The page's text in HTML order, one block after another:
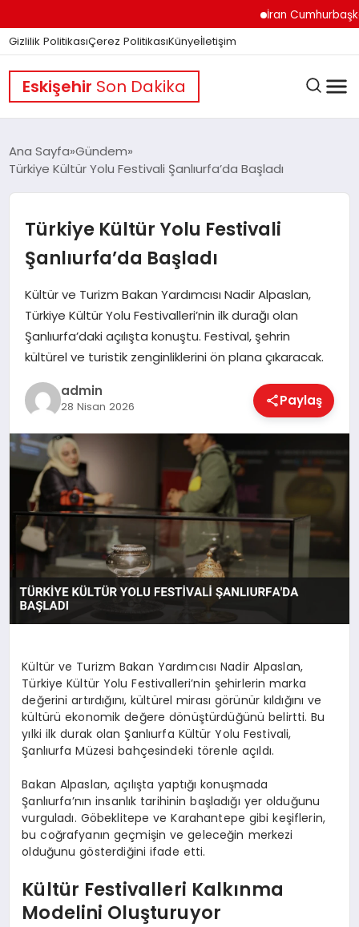
İran Cumhurbaşkanı
Gizlilik PolitikasıÇerez PolitikasıKünyeİletişim
Eskişehir Son Dakika
GÜNDEM
DÜNYA
EĞITIM
SAĞLIK
SPOR
TEKNOLOJI
Ana Sayfa Gündem
Türkiye Kültür Yolu Festivali Şanlıurfa’da Başladı
Türkiye Kültür Yolu Festivali
Şanlıurfa’da Başladı
Kültür ve Turizm Bakan Yardımcısı Nadir Alpaslan,
Türkiye Kültür Yolu Festivalleri’nin ilk durağı olan
Şanlıurfa’daki açılışta konuştu. Festival, şehrin
kültürel ve turistik zenginliklerini ön plana çıkaracak.
admin
28 Nisan 2026 Paylaş
Kültür ve Turizm Bakan Yardımcısı Nadir Alpaslan,
Türkiye Kültür Yolu Festivalleri’nin şehirlerin marka
değerini artırdığını, kültürel mirası görünür kıldığını ve
kültürü ekonomik değere dönüştürdüğünü belirtti. Bu
yılki ilk durak olan Şanlıurfa Kültür Yolu Festivali,
Şanlıurfa Müzesi bahçesindeki törenle açıldı.
Bakan Alpaslan, açılışta yaptığı konuşmada
Şanlıurfa’nın insanlık tarihinin başladığı yer olduğunu
vurguladı. Göbeklitepe ve Karahantepe gibi keşiflerin,
bu coğrafyanın geçmişin ve geleceğin merkezi
olduğunu gösterdiğini ifade etti.
Kültür Festivalleri Kalkınma
Modelini Oluşturuyor